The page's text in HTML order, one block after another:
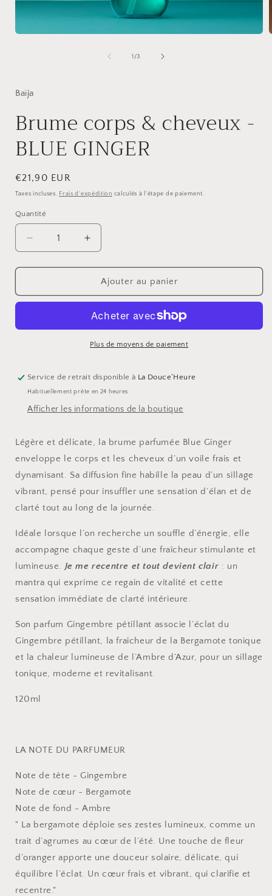
fenêtre
1 /de
3
Baïja
Brume corps & cheveux -
BLUE GINGER
Prix
habituel
€21,90 EUR
Taxes incluses. Frais d'expédition calculés à l'étape de paiement.
Quantité
Quantité
Réduire
la
quantité
Brume
cheveux
Augmenter
la
quantité
Brume
&amp;
cheveux
Ajouter au panier
Plus de moyens de paiement
Service de retrait disponible à La Douce'Heure
Habituellement prête en 24 heures
Afficher les informations de la boutique
Légère et délicate, la brume parfumée Blue Ginger
enveloppe le corps et les cheveux d’un voile frais et
dynamisant. Sa diffusion fine habille la peau d’un sillage
vibrant, pensé pour insuffler une sensation d’élan et de
clarté tout au long de la journée.
Idéale lorsque l’on recherche un souffle d’énergie, elle
accompagne chaque geste d’une fraîcheur stimulante et
lumineuse. Je me recentre et tout devient clair : un
mantra qui exprime ce regain de vitalité et cette
sensation immédiate de clarté intérieure.
Son parfum Gingembre pétillant associe l’éclat du
Gingembre pétillant, la fraîcheur de la Bergamote tonique
et la chaleur lumineuse de l’Ambre d’Azur, pour un sillage
tonique, moderne et revitalisant.
120ml
LA NOTE DU PARFUMEUR
Note de tête - Gingembre
Note de cœur - Bergamote
Note de fond - Ambre
" La bergamote déploie ses zestes lumineux, comme un
trait d’agrumes au cœur de l’été. Une touche de fleur
d’oranger apporte une douceur solaire, délicate, qui
équilibre l’éclat. Un cœur frais et vibrant, qui clarifie et
recentre."